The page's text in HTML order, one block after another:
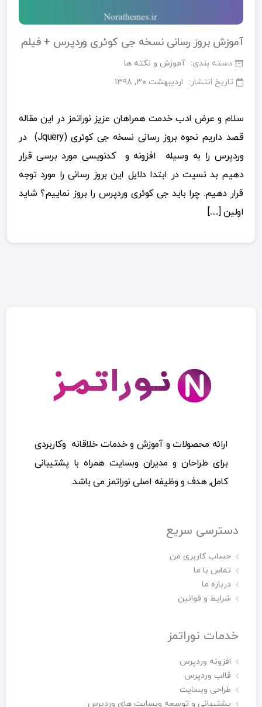
آموزش بروز رسانی نسخه جی کوئری وردپرس + فیلم
دسته بندی: آموزش و نکته ها
تاریخ انتشار:
اردیبهشت ۳۰, ۱۳۹۸
سلام و عرض ادب خدمت همراهان عزیز نوراتمز در این مقاله
قصد داریم نحوه بروز رسانی نسخه جی کوئری (Jquery) در
وردپرس را به وسیله افزونه و کدنویسی مورد برسی قرار
دهیم بد نسیت در ابتدا دلایل این بروز رسانی را مورد توجه
قرار دهیم. چرا باید جی کوئری وردپرس را بروز نماییم؟ شاید
اولین […]
ارائه محصولات و آموزش و خدمات خلاقانه وکاربردی
برای طراحان و مدیران وبسایت همراه با پشتیبانی
کامل, هدف و وظیفه اصلی نوراتمز می باشد.
دسترسی سریع
حساب کاربری من
تماس با ما
درباره ما
شرایط و قوانین
خدمات نوراتمز
افزونه وردپرس
قالب وردپرس
طراحی وبسایت
پشتیبانی و توسعه وبسایت های وردپرس